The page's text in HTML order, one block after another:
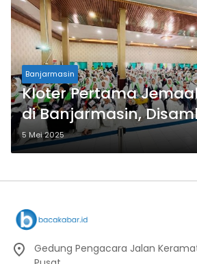
Banjarmasin
Kloter Pertama
di Banjarmasin,
Langsung Kakanwil
5 Mei 2025
Gedung Pengacara Jalan